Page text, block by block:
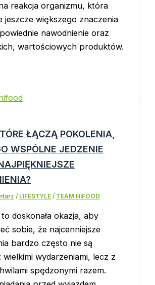
reakcja organizmu, która
jeszcze większego znaczenia
nawodnienie oraz
wartościowych produktów.
ŁĄCZĄ POKOLENIA,
WSPÓLNE JEDZENIE
/ LIFESTYLE/ TEAM HiFOOD
doskonała okazja, aby
sobie, że najcenniejsze
bardzo często nie są
wielkimi wydarzeniami, lecz z
spędzonymi razem.